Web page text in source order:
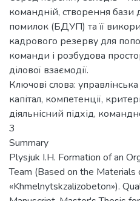
командній, створення бази
помилок (БДУП) та її
кадрового резерву для
команди і розбудова
ділової взаємодії.
Ключові слова:
капітал, компетенції,
діяльнісний підхід,
3
Summary
Plysjuk I.H. Formation of an
Team (Based on the Materials
«Khmelnytskzalizobeton»).